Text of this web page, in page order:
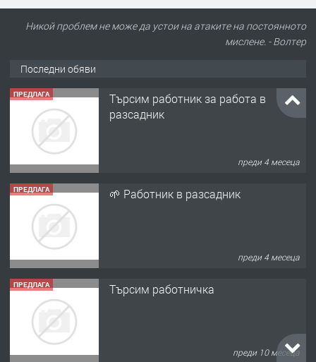
Никой проблем не може да устои на атаките на постоянното
мислене. - Волтер
Последни обяви
ПРЕДЛАГА
Търсим работник за работа в
разсадник
преди 4 месеца
ПРЕДЛАГА 🌱 Работник в разсадник
преди 4 месеца
ПРЕДЛАГА Търсим работничка
преди 10 месеца